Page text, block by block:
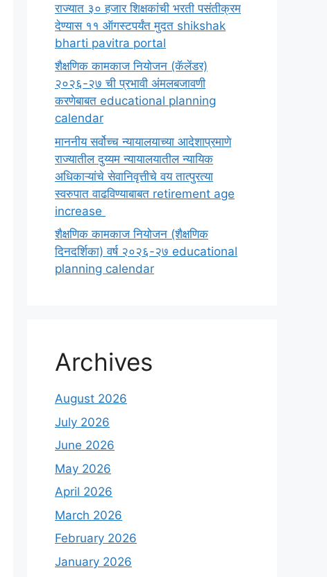
राज्यात ३० हजार शिक्षकांची भरती पसंतीक्रम
देण्यास ११ ऑगस्टपर्यंत मुदत shikshak
bharti pavitra portal
शैक्षणिक कामकाज नियोजन (कॅलेंडर)
२०२६-२७ ची प्रभावी अंमलबजावणी
करणेबाबत educational planning
calendar
माननीय सर्वोच्च न्यायालयाच्या आदेशाप्रमाणे
राज्यातील दुय्यम न्यायालयातील न्यायिक
अधिकाऱ्यांचे सेवानिवृत्तीचे वय तात्पुरत्या
स्वरुपात वाढविण्याबाबत retirement age
increase
शैक्षणिक कामकाज नियोजन (शैक्षणिक
दिनदर्शिका) वर्ष २०२६-२७ educational
planning calendar
Archives
August 2026
July 2026
June 2026
May 2026
April 2026
March 2026
February 2026
January 2026